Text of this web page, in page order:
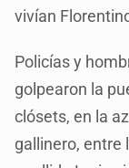
vivían
Policías y
golpearon la
clósets, en la
gallinero, entre